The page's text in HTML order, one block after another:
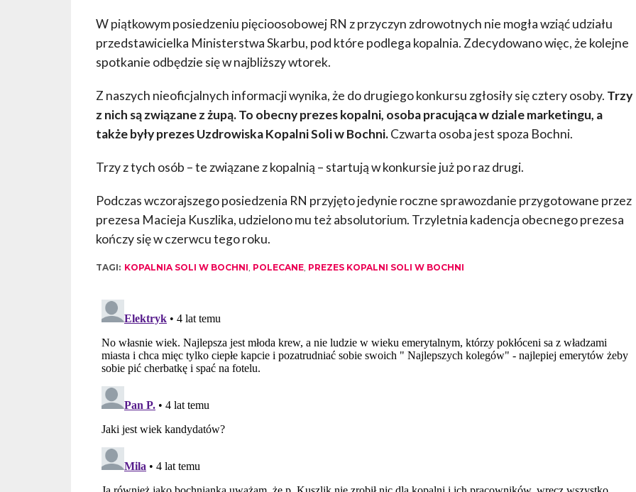
W piątkowym posiedzeniu pięcioosobowej RN z przyczyn zdrowotnych nie mogła wziąć udziału
przedstawicielka Ministerstwa Skarbu, pod które podlega kopalnia. Zdecydowano więc, że kolejne
spotkanie odbędzie się w najbliższy wtorek.
Z naszych nieoficjalnych informacji wynika, że do drugiego konkursu zgłosiły się cztery osoby. Trzy
z nich są związane z żupą. To obecny prezes kopalni, osoba pracująca w dziale marketingu, a
także były prezes Uzdrowiska Kopalni Soli w Bochni.Czwarta osoba jest spoza Bochni.
Trzy z tych osób – te związane z kopalnią – startują w konkursie już po raz drugi.
Podczas wczorajszego posiedzenia RN przyjęto jedynie roczne sprawozdanie przygotowane przez
prezesa Macieja Kuszlika, udzielono mu też absolutorium. Trzyletnia kadencja obecnego prezesa
kończy się w czerwcu tego roku.
TAGI: KOPALNIA SOLI W BOCHNI, POLECANE, PREZES KOPALNI SOLI W BOCHNI